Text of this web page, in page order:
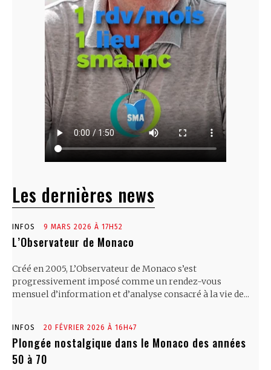
Les dernières news
INFOS 9 MARS 2026 À 17H52
L’Observateur de Monaco
Créé en 2005, L’Observateur de Monaco s’est
progressivement imposé comme un rendez-vous
mensuel d’information et d’analyse consacré à la vie de...
INFOS 20 FÉVRIER 2026 À 16H47
Plongée nostalgique dans le Monaco des années
50 à 70